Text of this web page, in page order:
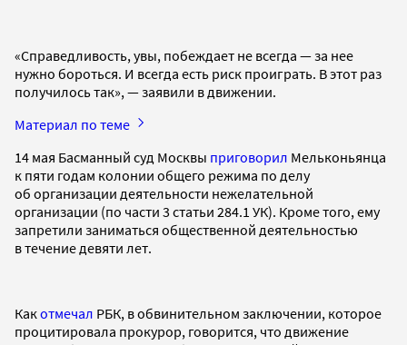
«Справедливость, увы, побеждает не всегда — за нее
нужно бороться. И всегда есть риск проиграть. В этот раз
получилось так», — заявили в движении.
Материал по теме
14 мая Басманный суд Москвы приговорил Мельконьянца
к пяти годам колонии общего режима по делу
об организации деятельности нежелательной
организации (по части 3 статьи 284.1 УК). Кроме того, ему
запретили заниматься общественной деятельностью
в течение девяти лет.
Какотмечал РБК, в обвинительном заключении, которое
процитировала прокурор, говорится, что движение